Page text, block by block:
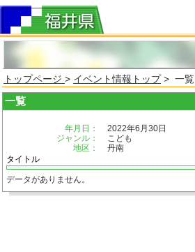
トップページ > イベント情報トップ> 一覧
一覧
年月日：
2022年6月30日
ジャンル：
こども
地区：
丹南
タイトル
データがありません。